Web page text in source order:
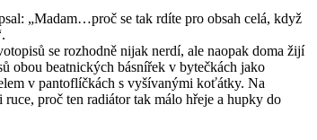
„Madam…proč se tak rdíte pro obsah celá, když
se rozhodně nijak nerdí, ale naopak doma žijí
obou beatnických básnířek v bytečkách jako
v pantoflíčkách s vyšívanými koťátky. Na
proč ten radiátor tak málo hřeje a hupky do